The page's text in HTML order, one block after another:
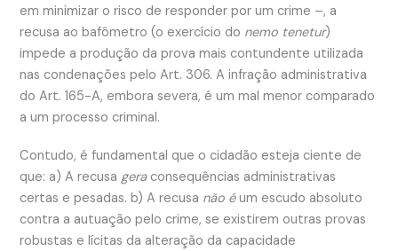
em minimizar o risco de responder por um crime –, a
recusa ao bafômetro (o exercício do nemo tenetur)
impede a produção da prova mais contundente utilizada
nas condenações pelo Art. 306. A infração administrativa
do Art. 165-A, embora severa, é um mal menor comparado
a um processo criminal.
Contudo, é fundamental que o cidadão esteja ciente de
que: a) A recusageraconsequências administrativas
certas e pesadas. b) A recusa não éum escudo absoluto
contra a autuação pelo crime, se existirem outras provas
robustas e lícitas da alteração da capacidade